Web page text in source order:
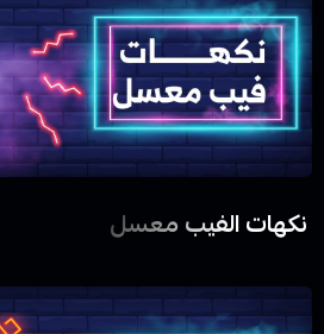
نكهات الفيب معسل